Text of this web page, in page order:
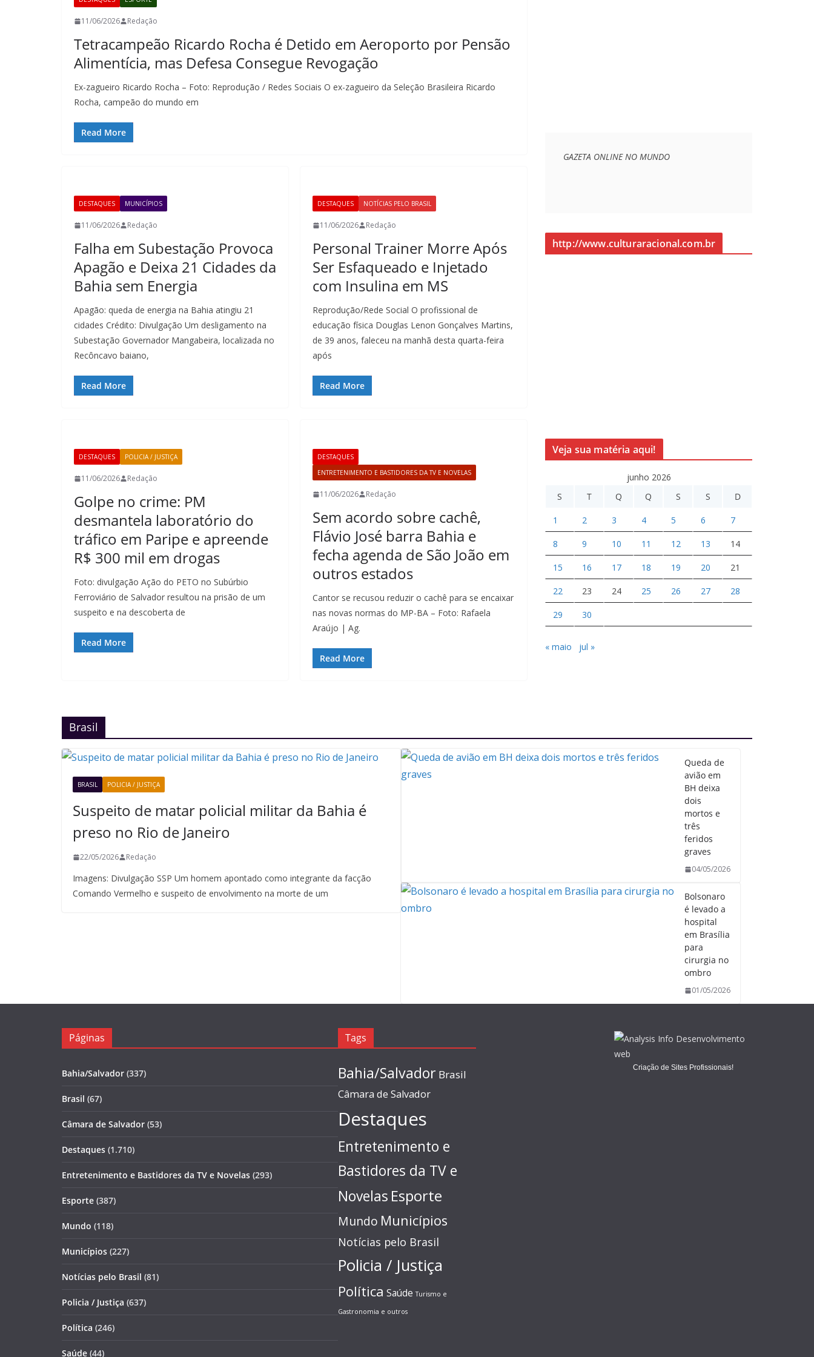
11/06/2026 Redação
Tetracampeão Ricardo Rocha é Detido em Aeroporto por Pensão
Alimentícia, mas Defesa Consegue Revogação
Ex-zagueiro Ricardo Rocha – Foto: Reprodução / Redes Sociais O ex-zagueiro da Seleção Brasileira Ricardo
Rocha, campeão do mundo em
Read More
DESTAQUES MUNICÍPIOS
11/06/2026 Redação
Falha em Subestação Provoca
Apagão e Deixa 21 Cidades da
Bahia sem Energia
Apagão: queda de energia na Bahia atingiu 21
cidades Crédito: Divulgação Um desligamento na
Subestação Governador Mangabeira, localizada no
Recôncavo baiano,
Read More
DESTAQUES NOTÍCIAS PELO BRASIL
11/06/2026 Redação
Personal Trainer Morre Após
Ser Esfaqueado e Injetado
com Insulina em MS
Reprodução/Rede Social O profissional de
educação física Douglas Lenon Gonçalves Martins,
de 39 anos, faleceu na manhã desta quarta-feira
após
Read More
DESTAQUES POLICIA / JUSTIÇA
11/06/2026 Redação
Golpe no crime: PM
desmantela laboratório do
tráfico em Paripe e apreende
R$ 300 mil em drogas
Foto: divulgação Ação do PETO no Subúrbio
Ferroviário de Salvador resultou na prisão de um
suspeito e na descoberta de
Read More
DESTAQUES
ENTRETENIMENTO E BASTIDORES DA TV E NOVELAS
11/06/2026 Redação
Sem acordo sobre cachê,
Flávio José barra Bahia e
fecha agenda de São João em
outros estados
Cantor se recusou reduzir o cachê para se encaixar
nas novas normas do MP-BA – Foto: Rafaela
Araújo | Ag.
Read More
GAZETA ONLINE NO MUNDO
http://www.culturaracional.com.br
Veja sua matéria aqui!
junho 2026
S
T Q Q S S D
1 2 3 4 5 6 7
8 9 10 11 12 13 14
15 16 17 18 19 20 21
22 23 24 25 26 27 28
29 30
« maio jul »
Brasil
BRASIL POLICIA / JUSTIÇA
Suspeito de matar policial militar da Bahia é
preso no Rio de Janeiro
22/05/2026 Redação
Imagens: Divulgação SSP Um homem apontado como integrante da facção
Comando Vermelho e suspeito de envolvimento na morte de um
Queda de
avião em
BH deixa
dois
mortos e
três
feridos
graves
04/05/2026
Bolsonaro
é levado a
hospital
em Brasília
para
cirurgia no
ombro
01/05/2026
Páginas
Bahia/Salvador (337)
Brasil (67)
Câmara de Salvador (53)
Destaques (1.710)
Entretenimento e Bastidores da TV e Novelas (293)
Esporte (387)
Mundo (118)
Municípios (227)
Notícias pelo Brasil (81)
Policia / Justiça (637)
Política (246)
Saúde (44)
Tags
Bahia/Salvador Brasil
Câmara de Salvador
Destaques
Entretenimento e
Bastidores da TV e
Novelas Esporte
Mundo Municípios
Notícias pelo Brasil
Policia / Justiça
Política Saúde Turismo e
Gastronomia e outros
Criação de Sites Profissionais!